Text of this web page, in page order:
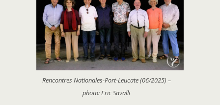
Rencontres Nationales-Port-Leucate (06/2025) –
photo: Eric Savalli